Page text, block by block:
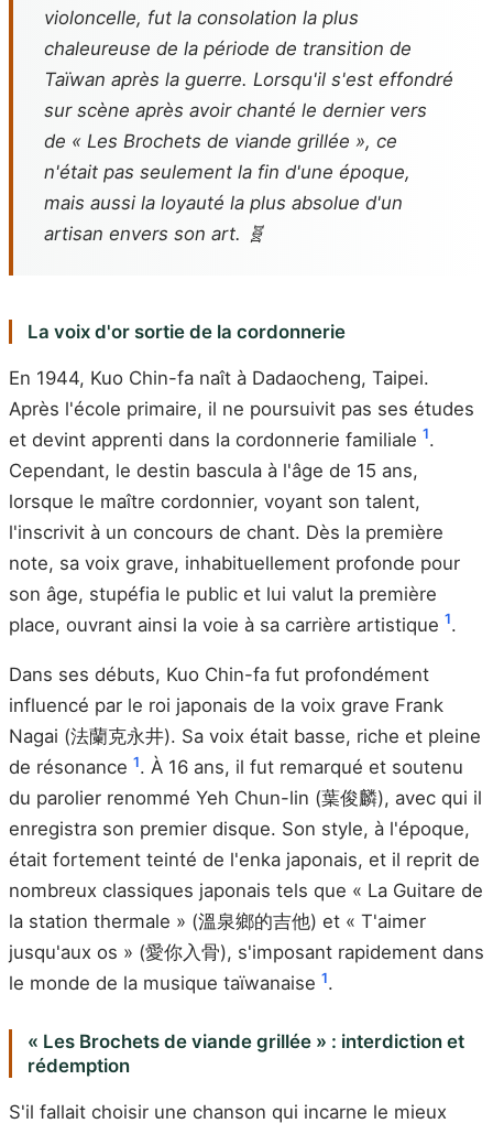
violoncelle, fut la consolation la plus
chaleureuse de la période de transition de
Taïwan après la guerre. Lorsqu'il s'est effondré
sur scène après avoir chanté le dernier vers
de « Les Brochets de viande grillée », ce
n'était pas seulement la fin d'une époque,
mais aussi la loyauté la plus absolue d'un
artisan envers son art. 🧬
La voix d'or sortie de la cordonnerie
En 1944, Kuo Chin-fa naît à Dadaocheng, Taipei.
Après l'école primaire, il ne poursuivit pas ses études
et devint apprenti dans la cordonnerie familiale 1.
Cependant, le destin bascula à l'âge de 15 ans,
lorsque le maître cordonnier, voyant son talent,
l'inscrivit à un concours de chant. Dès la première
note, sa voix grave, inhabituellement profonde pour
son âge, stupéfia le public et lui valut la première
place, ouvrant ainsi la voie à sa carrière artistique 1.
Dans ses débuts, Kuo Chin-fa fut profondément
influencé par le roi japonais de la voix grave Frank
Nagai (法蘭克永井). Sa voix était basse, riche et pleine
de résonance 1. À 16 ans, il fut remarqué et soutenu
du parolier renommé Yeh Chun-lin (葉俊麟), avec qui il
enregistra son premier disque. Son style, à l'époque,
était fortement teinté de l'enka japonais, et il reprit de
nombreux classiques japonais tels que « La Guitare de
la station thermale » (溫泉鄉的吉他) et « T'aimer
jusqu'aux os » (愛你入骨), s'imposant rapidement dans
le monde de la musique taïwanaise 1.
« Les Brochets de viande grillée » : interdiction et
rédemption
S'il fallait choisir une chanson qui incarne le mieux